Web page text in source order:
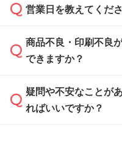
なお、印刷用データ
・解像度の低いデー
しい
解像度の低い画像
などを、印刷に適し
・フルカラーデータ
ご希望や商品の本体
本体色がブラック
白色か淡い色の印刷
す。
本体色がナチュラル
っきりと目立たせ
らかい雰囲気にした
営業日を教えてくださ
営業日は平日の
休みとなります。注
速やかに対応いたし
商品不良・印刷不良
できますか？
お手数をお掛けい
フまでご連絡くださ
疑問や不安なことが
ればいいですか？